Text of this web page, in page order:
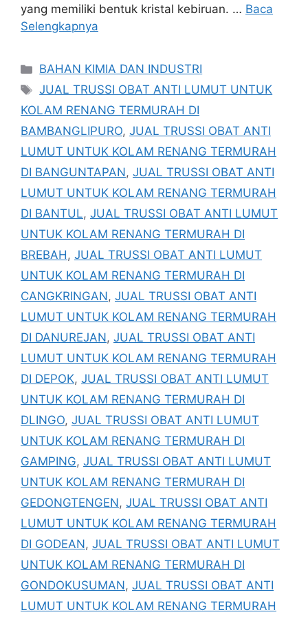
yang memiliki bentuk kristal kebiruan. … Baca
Selengkapnya
Kategori
BAHAN KIMIA DAN INDUSTRI
Tag
JUAL TRUSSI OBAT ANTI LUMUT UNTUK
KOLAM RENANG TERMURAH DI
BAMBANGLIPURO, JUAL TRUSSI OBAT ANTI
LUMUT UNTUK KOLAM RENANG TERMURAH
DI BANGUNTAPAN, JUAL TRUSSI OBAT ANTI
LUMUT UNTUK KOLAM RENANG TERMURAH
DI BANTUL, JUAL TRUSSI OBAT ANTI LUMUT
UNTUK KOLAM RENANG TERMURAH DI
BREBAH, JUAL TRUSSI OBAT ANTI LUMUT
UNTUK KOLAM RENANG TERMURAH DI
CANGKRINGAN, JUAL TRUSSI OBAT ANTI
LUMUT UNTUK KOLAM RENANG TERMURAH
DI DANUREJAN, JUAL TRUSSI OBAT ANTI
LUMUT UNTUK KOLAM RENANG TERMURAH
DI DEPOK, JUAL TRUSSI OBAT ANTI LUMUT
UNTUK KOLAM RENANG TERMURAH DI
DLINGO, JUAL TRUSSI OBAT ANTI LUMUT
UNTUK KOLAM RENANG TERMURAH DI
GAMPING, JUAL TRUSSI OBAT ANTI LUMUT
UNTUK KOLAM RENANG TERMURAH DI
GEDONGTENGEN, JUAL TRUSSI OBAT ANTI
LUMUT UNTUK KOLAM RENANG TERMURAH
DI GODEAN, JUAL TRUSSI OBAT ANTI LUMUT
UNTUK KOLAM RENANG TERMURAH DI
GONDOKUSUMAN, JUAL TRUSSI OBAT ANTI
LUMUT UNTUK KOLAM RENANG TERMURAH